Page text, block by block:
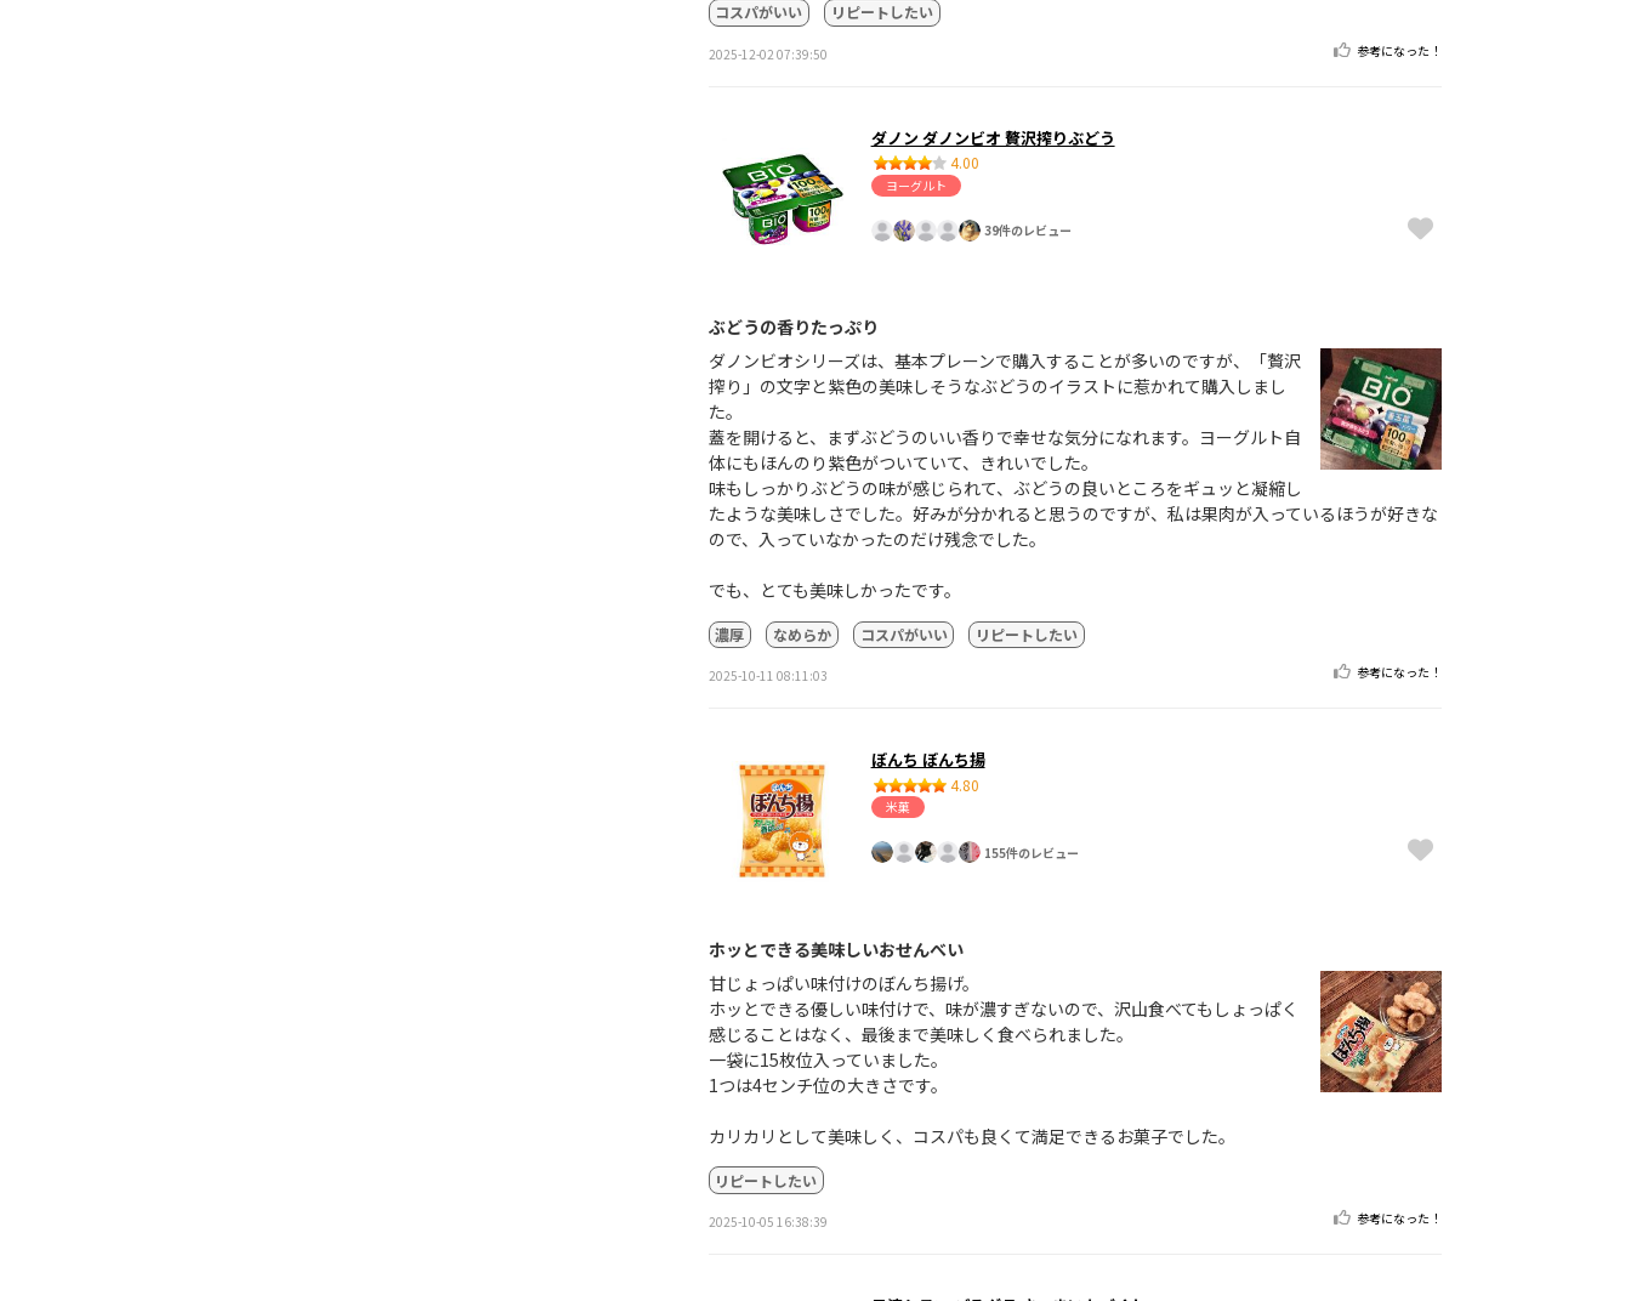
コスパがいい リピートしたい
2025-12-02 07:39:50 参考になった！
ダノン ダノンビオ 贅沢搾りぶどう
4.00
ヨーグルト
39件のレビュー
ぶどうの香りたっぷり
ダノンビオシリーズは、基本プレーンで購入することが多いのですが、「贅沢
搾り」の文字と紫色の美味しそうなぶどうのイラストに惹かれて購入しまし
た。
蓋を開けると、まずぶどうのいい香りで幸せな気分になれます。ヨーグルト自
体にもほんのり紫色がついていて、きれいでした。
味もしっかりぶどうの味が感じられて、ぶどうの良いところをギュッと凝縮し
たような美味しさでした。好みが分かれると思うのですが、私は果肉が入っているほうが好きな
ので、入っていなかったのだけ残念でした。
でも、とても美味しかったです。
濃厚 なめらか コスパがいい リピートしたい
2025-10-11 08:11:03 参考になった！
ぼんち ぼんち揚
4.80
米菓
155件のレビュー
ホッとできる美味しいおせんべい
甘じょっぱい味付けのぼんち揚げ。
ホッとできる優しい味付けで、味が濃すぎないので、沢山食べてもしょっぱく
感じることはなく、最後まで美味しく食べられました。
一袋に15枚位入っていました。
1つは4センチ位の大きさです。
カリカリとして美味しく、コスパも良くて満足できるお菓子でした。
リピートしたい
2025-10-05 16:38:39 参考になった！